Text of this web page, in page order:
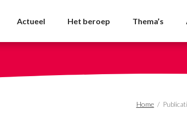
Actueel Het beroep Thema’s
Home /